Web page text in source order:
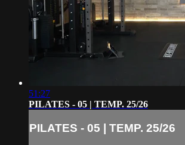
51:27
PILATES - 05 | TEMP. 25/26
PILATES - 05 | TEMP. 25/26